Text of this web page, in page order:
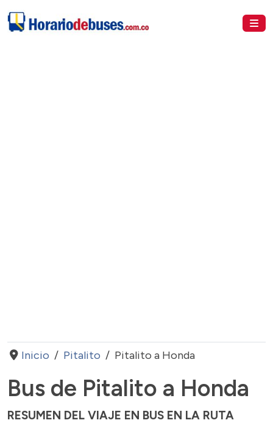
Inicio Pitalito Pitalito a Honda
Bus de Pitalito a Honda
RESUMEN DEL VIAJE EN BUS EN LA RUTA